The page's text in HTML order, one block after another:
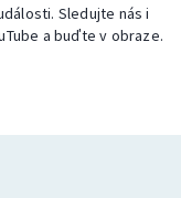
Sledujte nás i
a buďte v obraze.